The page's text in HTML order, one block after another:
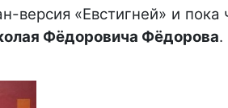
версия «Евстигней» и пока
Фёдоровича Фёдорова.